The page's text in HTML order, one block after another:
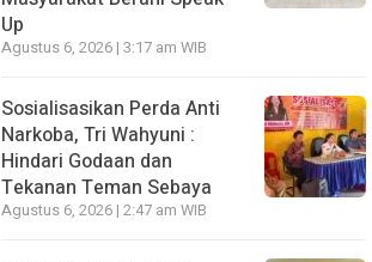
Up
Agustus 6, 2026 | 3:17 am WIB
Sosialisasikan Perda Anti
Narkoba, Tri Wahyuni :
Hindari Godaan dan
Tekanan Teman Sebaya
Agustus 6, 2026 | 2:47 am WIB